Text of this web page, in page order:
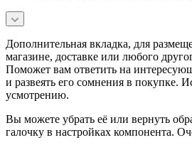
Дополнительная вкладка, для
магазине, доставке или любого
Поможет вам ответить на
и развеять его сомнения в покупке.
усмотрению.
Вы можете убрать её или вернуть
галочку в настройках компонента.